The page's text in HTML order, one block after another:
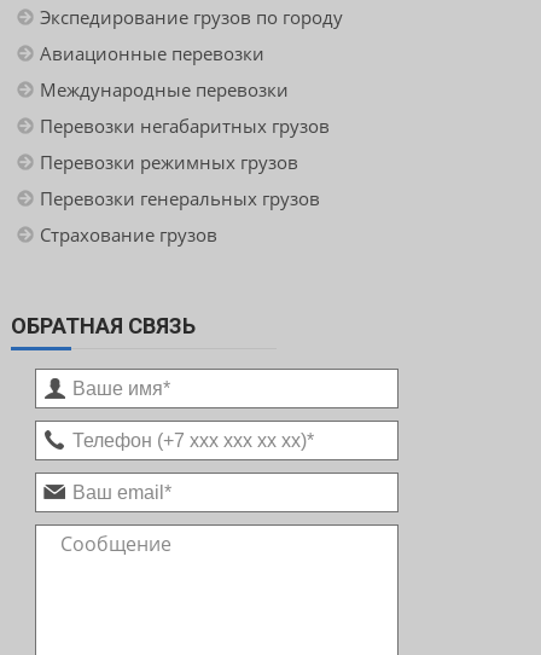
Экспедирование грузов по городу
Авиационные перевозки
Международные перевозки
Перевозки негабаритных грузов
Перевозки режимных грузов
Перевозки генеральных грузов
Страхование грузов
ОБРАТНАЯ СВЯЗЬ